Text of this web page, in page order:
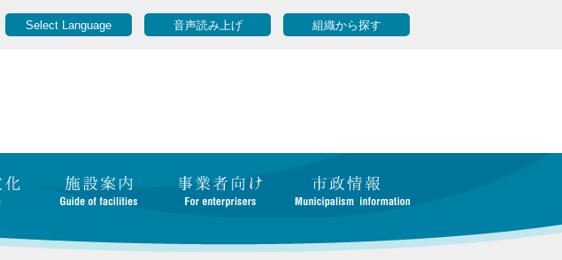
Select Language 音声読み上げ 組織から探す